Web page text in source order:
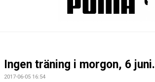
MATCHER
Ingen träning i morgon, 6 juni.
2017-06-05 16:54